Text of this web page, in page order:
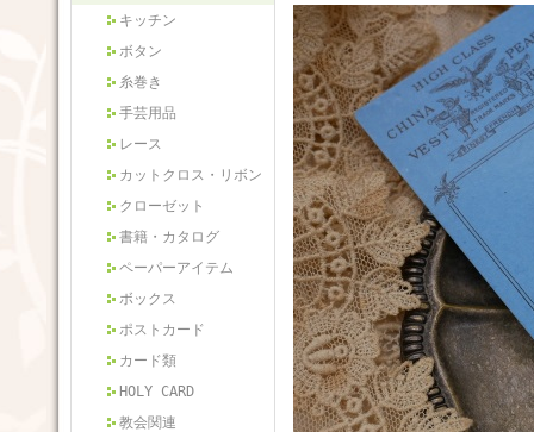
キッチン
ボタン
糸巻き
手芸用品
レース
カットクロス・リボン
クローゼット
書籍・カタログ
ペーパーアイテム
ボックス
ポストカード
カード類
HOLY CARD
教会関連